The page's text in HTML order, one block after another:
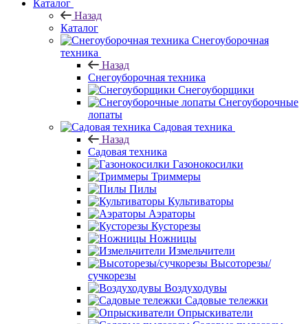
Каталог
Назад
Каталог
Снегоуборочная
техника
Назад
Снегоуборочная техника
Снегоуборщики
Снегоуборочные
лопаты
Садовая техника
Назад
Садовая техника
Газонокосилки
Триммеры
Пилы
Культиваторы
Аэраторы
Кусторезы
Ножницы
Измельчители
Высоторезы/
сучкорезы
Воздуходувы
Садовые тележки
Опрыскиватели